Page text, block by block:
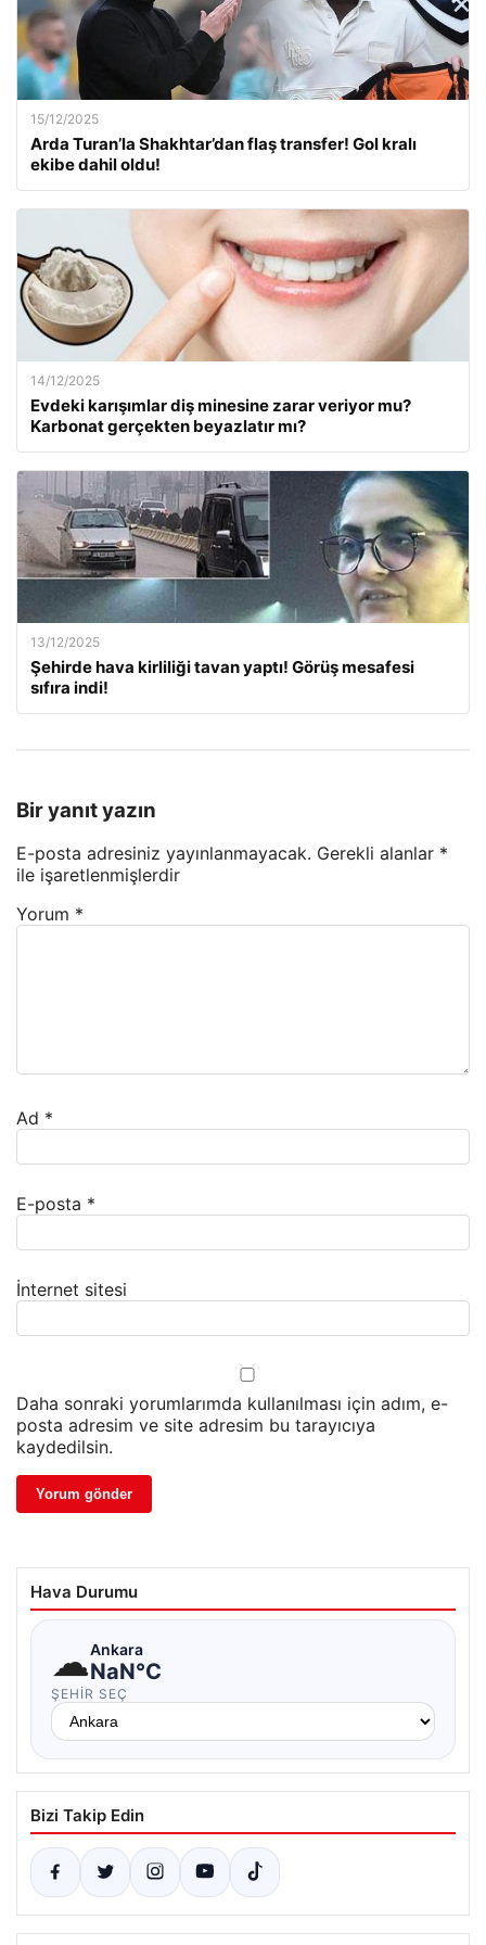
15/12/2025
Arda Turan’la Shakhtar’dan flaş transfer! Gol kralı
ekibe dahil oldu!
14/12/2025
Evdeki karışımlar diş minesine zarar veriyor mu?
Karbonat gerçekten beyazlatır mı?
13/12/2025
Şehirde hava kirliliği tavan yaptı! Görüş mesafesi
sıfıra indi!
Bir yanıt yazın
E-posta adresiniz yayınlanmayacak. Gerekli alanlar *
ile işaretlenmişlerdir
Yorum *
Ad *
E-posta *
İnternet sitesi
Daha sonraki yorumlarımda kullanılması için adım, e-
posta adresim ve site adresim bu tarayıcıya
kaydedilsin.
Hava Durumu
☁Ankara
NaN°C
ŞEHIR SEÇ
Bizi Takip Edin